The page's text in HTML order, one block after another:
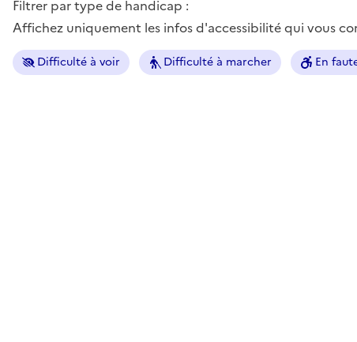
Filtrer par type de handicap :
Affichez uniquement les infos d'accessibilité qui vous
Difficulté à voir Difficulté à marcher En